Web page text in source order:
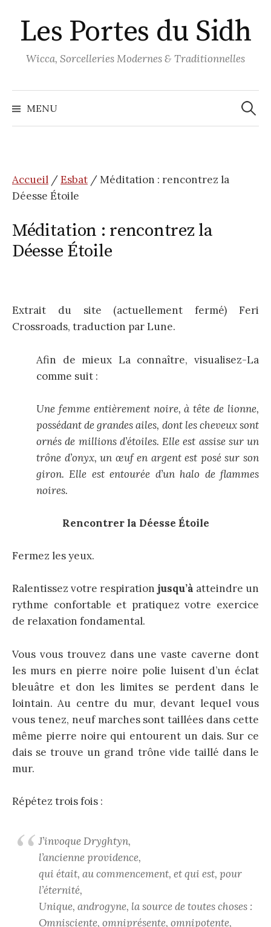
au
contenu
Les Portes du Sidh
Wicca, Sorcelleries Modernes & Traditionnelles
MENU
Accueil /Esbat / Méditation : rencontrez la
Déesse Étoile
Méditation : rencontrez la
Déesse Étoile
Extrait du site (actuellement fermé) Feri
Crossroads, traduction par Lune.
Afin de mieux La connaître, visualisez-La
comme suit :
Une femme entièrement noire, à tête de lionne,
possédant de grandes ailes, dont les cheveux sont
ornés de millions d’étoiles. Elle est assise sur un
trône d’onyx, un œuf en argent est posé sur son
giron. Elle est entourée d’un halo de flammes
noires.
Rencontrer la Déesse Étoile
Fermez les yeux.
Ralentissez votre respiration jusqu’à atteindre un
rythme confortable et pratiquez votre exercice
de relaxation fondamental.
Vous vous trouvez dans une vaste caverne dont
les murs en pierre noire polie luisent d’un éclat
bleuâtre et don les limites se perdent dans le
lointain. Au centre du mur, devant lequel vous
vous tenez, neuf marches sont taillées dans cette
même pierre noire qui entourent un dais. Sur ce
dais se trouve un grand trône vide taillé dans le
mur.
Répétez trois fois :
J’invoque Dryghtyn,
l’ancienne providence,
qui était, au commencement, et qui est, pour
l’éternité,
Unique, androgyne, la source de toutes choses :
Omnisciente, omniprésente, omnipotente,